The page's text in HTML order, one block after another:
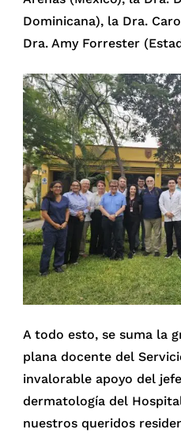
Dominicana), la Dra.
Dra. Amy Forrester
A todo esto, se suma la
plana docente del
invalorable apoyo del
dermatología del
nuestros queridos